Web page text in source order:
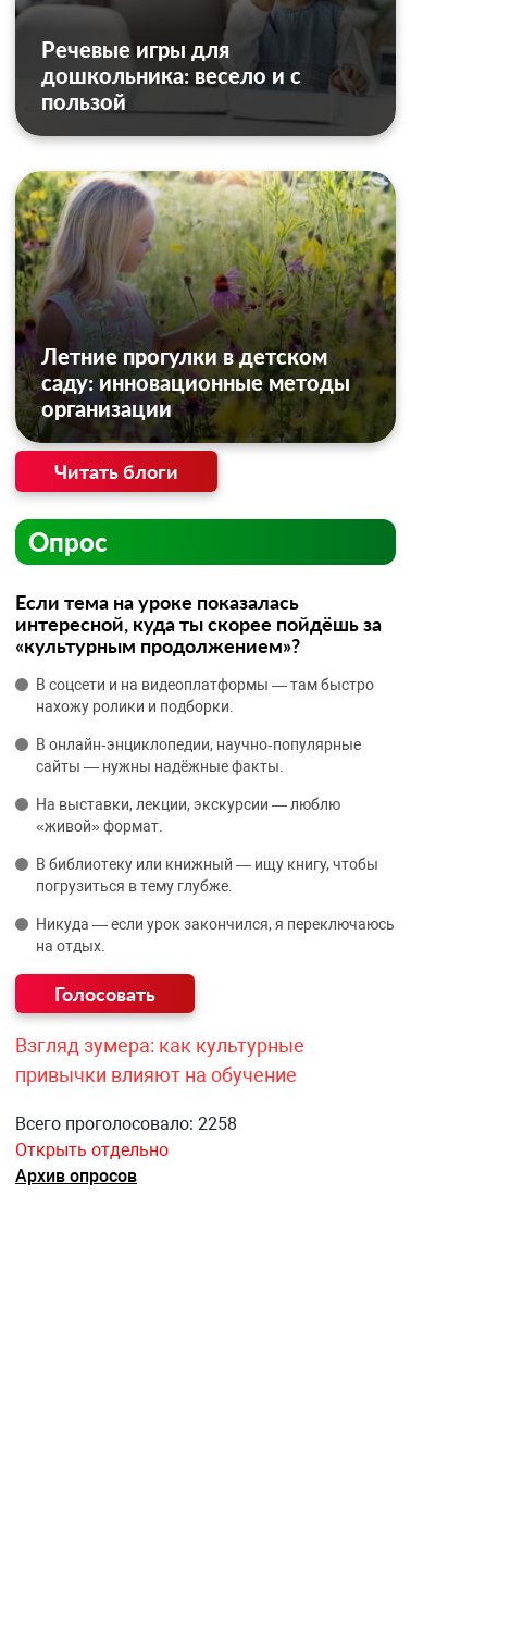
Речевые игры для
дошкольника: весело и с
пользой
Летние прогулки в детском
саду: инновационные методы
организации
Читать блоги
Опрос
Если тема на уроке показалась
интересной, куда ты скорее пойдёшь за
«культурным продолжением»?
В соцсети и на видеоплатформы — там быстро
нахожу ролики и подборки.
В онлайн‑энциклопедии, научно‑популярные
сайты — нужны надёжные факты.
На выставки, лекции, экскурсии — люблю
«живой» формат.
В библиотеку или книжный — ищу книгу, чтобы
погрузиться в тему глубже.
Никуда — если урок закончился, я переключаюсь
на отдых.
Взгляд зумера: как культурные
привычки влияют на обучение
Всего проголосовало: 2258
Открыть отдельно
Архив опросов